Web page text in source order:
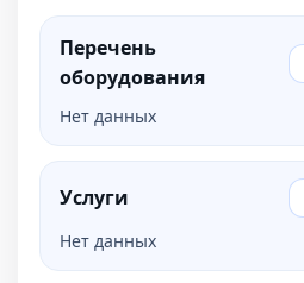
Перечень
оборудования
Нет данных
Услуги
Нет данных